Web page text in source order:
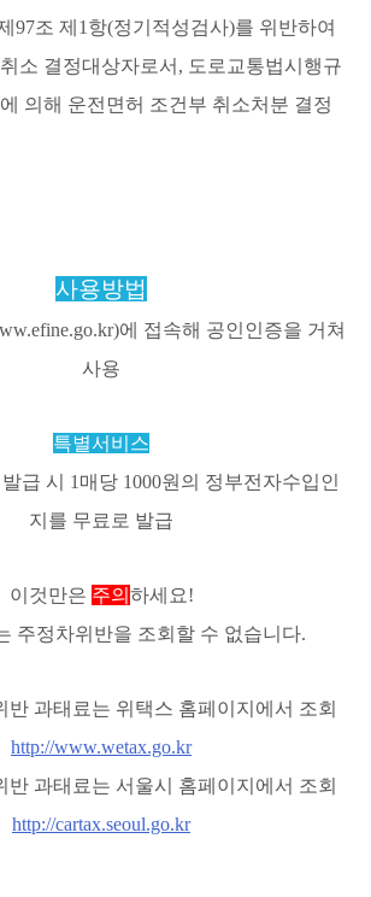
조 제1항(정기적성검사)를 위반하여
소 결정대상자로서, 도로교통법시행규
의해 운전면허 조건부 취소처분 결정
사용방법
에 접속해 공인인증을 거쳐
사용
특별서비스
급 시 1매당 1000원의 정부전자수입인
지를 무료로 발급
이것만은 주의 하세요!
주정차위반을 조회할 수 없습니다.
반 과태료는 위택스 홈페이지에서 조회
http://www.wetax.go.kr
반 과태료는 서울시 홈페이지에서 조회
http://cartax.seoul.go.kr